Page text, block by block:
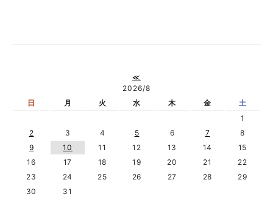
≪
2026/8
日
月 火 水 木 金
土
1
2
3 4 5 6 7
8
9
10 11 12 13 14
15
16
17 18 19 20 21
22
23
24 25 26 27 28
29
30
31